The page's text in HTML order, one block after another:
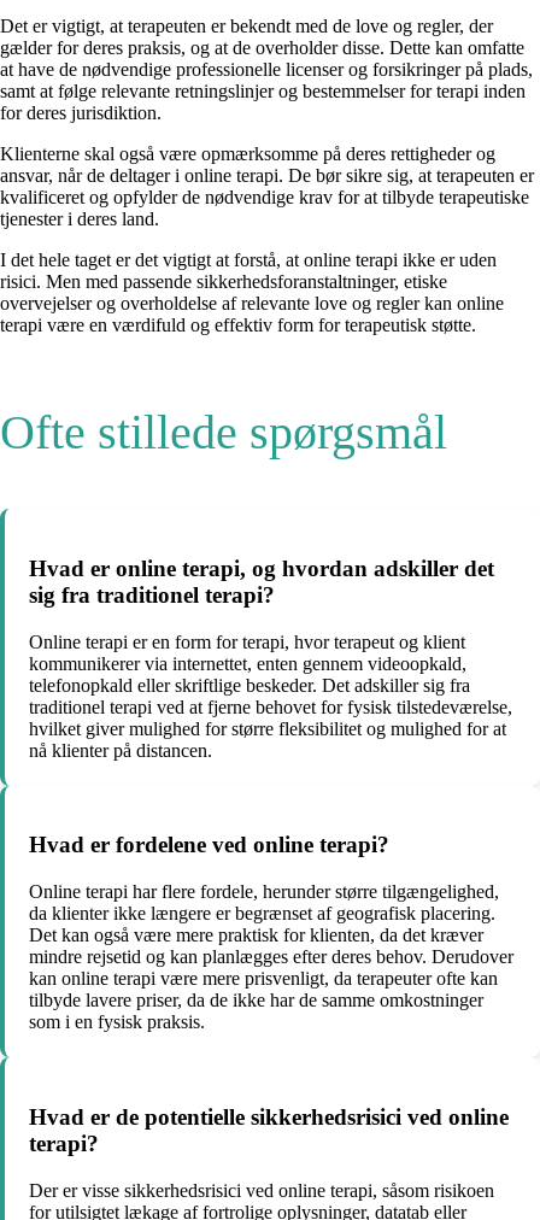
Det er vigtigt, at terapeuten er bekendt med de love og regler, der
gælder for deres praksis, og at de overholder disse. Dette kan omfatte
at have de nødvendige professionelle licenser og forsikringer på plads,
samt at følge relevante retningslinjer og bestemmelser for terapi inden
for deres jurisdiktion.
Klienterne skal også være opmærksomme på deres rettigheder og
ansvar, når de deltager i online terapi. De bør sikre sig, at terapeuten er
kvalificeret og opfylder de nødvendige krav for at tilbyde terapeutiske
tjenester i deres land.
I det hele taget er det vigtigt at forstå, at online terapi ikke er uden
risici. Men med passende sikkerhedsforanstaltninger, etiske
overvejelser og overholdelse af relevante love og regler kan online
terapi være en værdifuld og effektiv form for terapeutisk støtte.
Ofte stillede spørgsmål
Hvad er online terapi, og hvordan adskiller det
sig fra traditionel terapi?
Online terapi er en form for terapi, hvor terapeut og klient
kommunikerer via internettet, enten gennem videoopkald,
telefonopkald eller skriftlige beskeder. Det adskiller sig fra
traditionel terapi ved at fjerne behovet for fysisk tilstedeværelse,
hvilket giver mulighed for større fleksibilitet og mulighed for at
nå klienter på distancen.
Hvad er fordelene ved online terapi?
Online terapi har flere fordele, herunder større tilgængelighed,
da klienter ikke længere er begrænset af geografisk placering.
Det kan også være mere praktisk for klienten, da det kræver
mindre rejsetid og kan planlægges efter deres behov. Derudover
kan online terapi være mere prisvenligt, da terapeuter ofte kan
tilbyde lavere priser, da de ikke har de samme omkostninger
som i en fysisk praksis.
Hvad er de potentielle sikkerhedsrisici ved online
terapi?
Der er visse sikkerhedsrisici ved online terapi, såsom risikoen
for utilsigtet lækage af fortrolige oplysninger, datatab eller